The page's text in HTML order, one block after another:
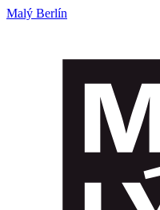
Malý Berlín